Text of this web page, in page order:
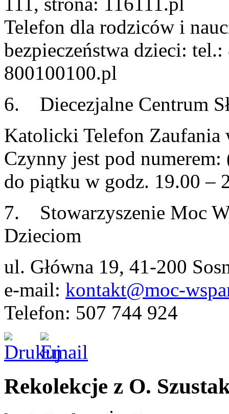
Telefon dla rodziców i
bezpieczeństwa dzieci:
800100100.pl
6. Diecezjalne Centrum
Katolicki Telefon Zaufania
Czynny jest pod
do piątku w godz. 19.00 –
7. Stowarzyszenie Moc
Dzieciom
ul. Główna 19, 41-200
e-mail: kontakt@moc-
Telefon: 507 744 924
Rekolekcje z O.